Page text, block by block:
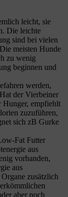
leicht, sie
Die leichte
sind bei vielen
meisten Hunde
zu wenig
beginnen und
werden,
der Vierbeiner
Hunger, empfiehlt
zuzuführen,
sich zB Gurke
Fat Futter
aus
vorhanden,
aus
zusätzlich
aber noch